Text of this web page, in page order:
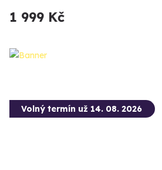
1 999 Kč
Volný termín už 14. 08. 2026